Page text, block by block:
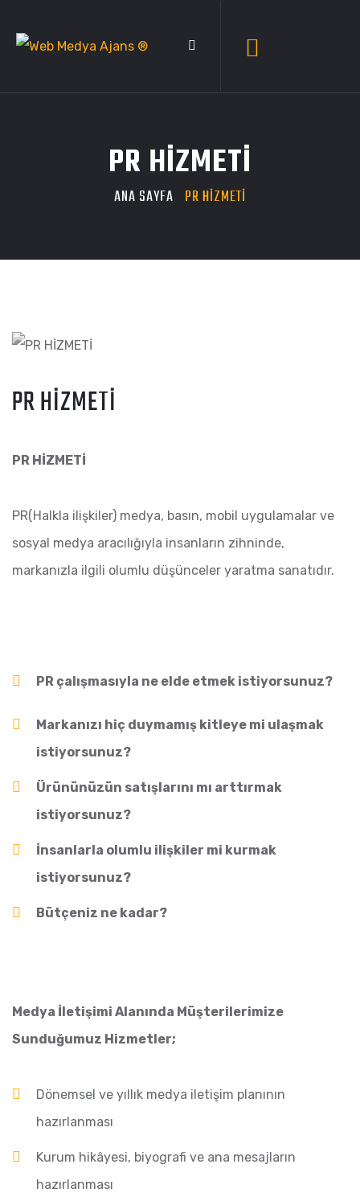
PR HİZMETİ
ANA SAYFA PR HİZMETİ
PR HİZMETİ
PR HİZMETİ
PR(Halkla ilişkiler) medya, basın, mobil uygulamalar ve
sosyal medya aracılığıyla insanların zihninde,
markanızla ilgili olumlu düşünceler yaratma sanatıdır.
PR çalışmasıyla ne elde etmek istiyorsunuz?
Markanızı hiç duymamış kitleye mi ulaşmak
istiyorsunuz?
Ürününüzün satışlarını mı arttırmak
istiyorsunuz?
İnsanlarla olumlu ilişkiler mi kurmak
istiyorsunuz?
Bütçeniz ne kadar?
Medya İletişimi Alanında Müşterilerimize
Sunduğumuz Hizmetler;
Dönemsel ve yıllık medya iletişim planının
hazırlanması
Kurum hikâyesi, biyografi ve ana mesajların
hazırlanması